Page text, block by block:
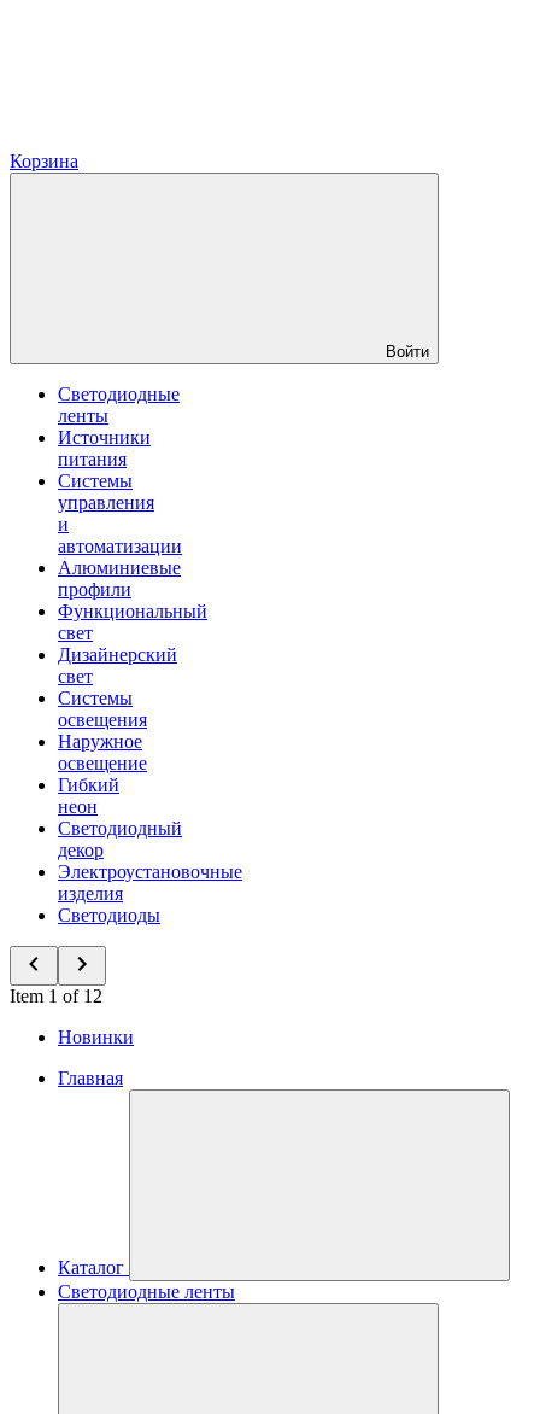
Корзина
Войти
Светодиодные
ленты
Источники
питания
Системы
управления
и
автоматизации
Алюминиевые
профили
Функциональный
свет
Дизайнерский
свет
Системы
освещения
Наружное
освещение
Гибкий
неон
Светодиодный
декор
Электроустановочные
изделия
Светодиоды
Item 1 of 12
Новинки
Главная
Каталог
Светодиодные ленты